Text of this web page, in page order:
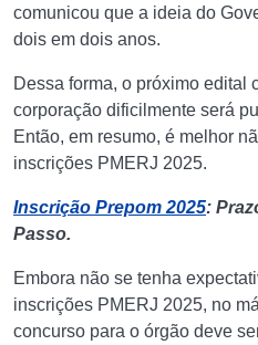
comunicou que a ideia do
dois em dois anos.
Dessa forma, o próximo edital
corporação dificilmente será
Então, em resumo, é melhor
inscrições PMERJ 2025.
Inscrição Prepom 2025:
Passo.
Embora não se tenha
inscrições PMERJ 2025, no
concurso para o órgão deve